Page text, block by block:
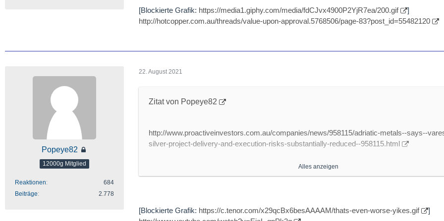
monitoring. Could this be a step toward moving airframe MRO to a more predictive
maintenance model, similar to that used by engines? David Piotrowski, Delta TechOps’
SMS CVM - How it works
http://www.youtube.com/watch?v=wDMq9oJURn4
SMS Systems PM200 Inspection Demo
[Blockierte Grafik: https://media1.giphy.com/media/fdCJvx4900P2YjR7ea/200.gif
]
http://hotcopper.com.au/threads/value-upon-approval.5768506/page-83?post_id=55482120
Popeye82
12000g Mitglied
Reaktionen
684
Beiträge
2.778
22. August 2021
Zitat von Popeye82
http://www.proactiveinvestors.com.au/companies/news/958115/adriatic-metals--says--
silver-project-delivery-and-execution-risks-substantially-reduced--958115.html
http://www.youtube.com/watch?v=CjNr8aMjy9Q
Adriatic Metals PLC (LSE:ADT1)’s Paul Cronin joins Proactive London to discuss their
Alles anzeigen
[Blockierte Grafik: https://c.tenor.com/x29qcBx6besAAAAM/thats-even-worse-yikes.gif
]